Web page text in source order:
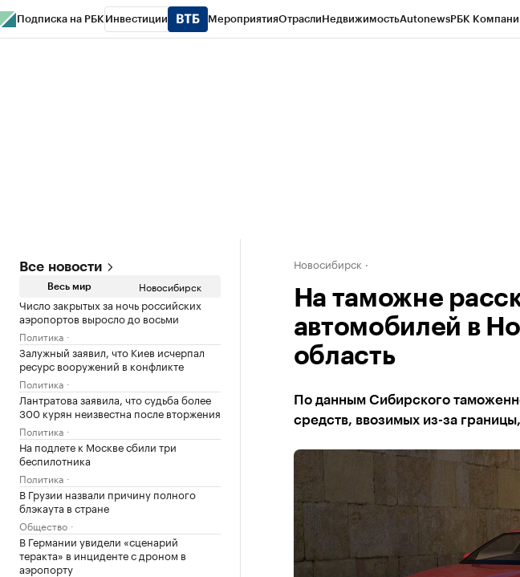
Подписка на РБК Инвестиции МероприятияОтраслиНедвижимостьAutonewsРБК
Все новости
Весь мир Новосибирск
Число закрытых за ночь российских
аэропортов выросло до восьми
Политика
Залужный заявил, что Киев исчерпал
ресурс вооружений в конфликте
Политика
Лантратова заявила, что судьба более
300 курян неизвестна после вторжения
Политика
На подлете к Москве сбили три
беспилотника
Политика
В Грузии назвали причину полного
блэкаута в стране
Общество
В Германии увидели «сценарий
теракта» в инциденте с дроном в
аэропорту
Новосибирск
На таможне
автомобилей в
область
По данным Сибирского
средств, ввозимых из-за